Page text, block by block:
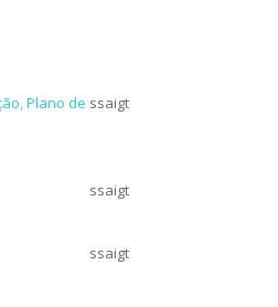
Plano de ssaigt
ssaigt
ssaigt